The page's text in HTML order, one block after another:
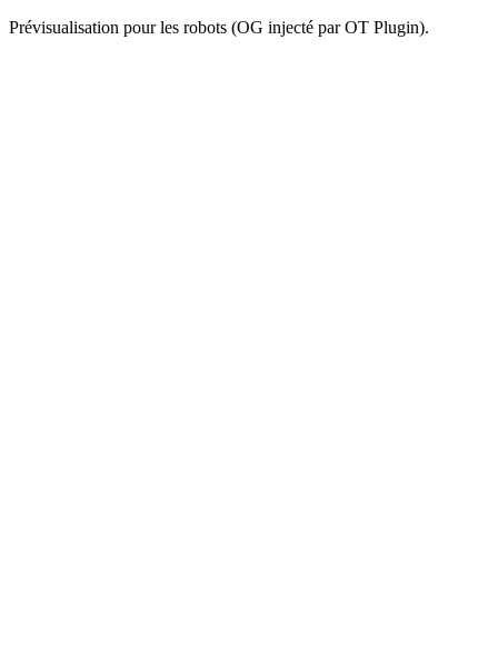
Prévisualisation pour les robots (OG injecté par OT Plugin).